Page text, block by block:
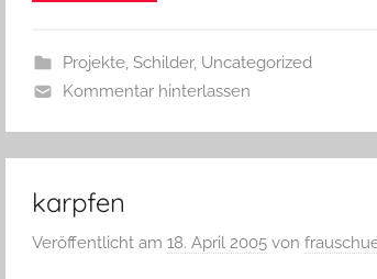
Projekte, Schilder, Uncategorized
Kommentar hinterlassen
karpfen
Veröffentlicht am18. April 2005 von